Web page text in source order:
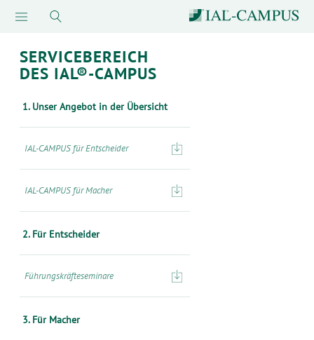
SERVICEBEREICH
DES IAL®-CAMPUS
1. Unser Angebot in der Übersicht
IAL-CAMPUS für Entscheider
IAL-CAMPUS für Macher
2. Für Entscheider
Führungskräfteseminare
3. Für Macher